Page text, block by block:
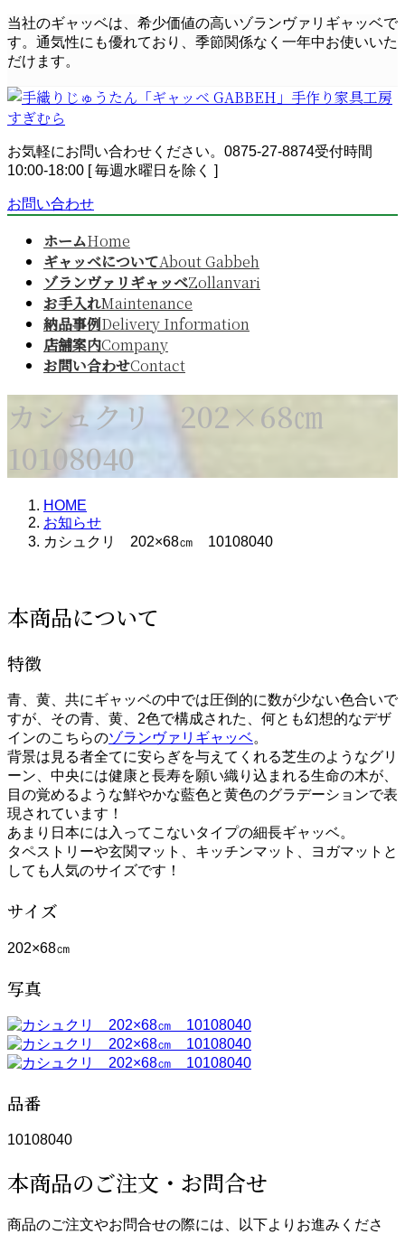
コ
ン
テ
ツ
へ
キ
ッ
ナ
ビ
ゲ
シ
ョ
に
移
当社のギャッベは、希少価値の高いゾランヴァリギャッベで
す。通気性にも優れており、季節関係なく一年中お使いいた
だけます。
お気軽にお問い合わせください。 0875-27-8874受付時間
10:00-18:00 [ 毎週水曜日を除く ]
お問い合わせ
ホームHome
ギャッベについてAbout Gabbeh
ゾランヴァリギャッベZollanvari
お手入れMaintenance
納品事例Delivery Information
店舗案内Company
お問い合わせContact
カシュクリ 202×68㎝
10108040
HOME
お知らせ
カシュクリ 202×68㎝ 10108040
本商品について
特徴
青、黄、共にギャッベの中では圧倒的に数が少ない色合いで
すが、その青、黄、2色で構成された、何とも幻想的なデザ
インのこちらのゾランヴァリギャッベ。
背景は見る者全てに安らぎを与えてくれる芝生のようなグリ
ーン、中央には健康と長寿を願い織り込まれる生命の木が、
目の覚めるような鮮やかな藍色と黄色のグラデーションで表
現されています！
あまり日本には入ってこないタイプの細長ギャッベ。
タペストリーや玄関マット、キッチンマット、ヨガマットと
しても人気のサイズです！
サイズ
202×68㎝
写真
品番
10108040
本商品のご注文・お問合せ
商品のご注文やお問合せの際には、以下よりお進みくださ